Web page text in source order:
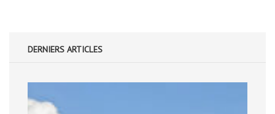
DERNIERS ARTICLES